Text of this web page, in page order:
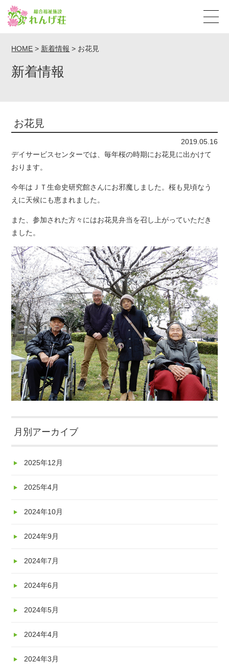
HOME > 新着情報 > お花見
新着情報
お花見
2019.05.16
デイサービスセンターでは、毎年桜の時期にお花見に出かけて
おります。
今年はＪＴ生命史研究館さんにお邪魔しました。桜も見頃なう
えに天候にも恵まれました。
また、参加された方々にはお花見弁当を召し上がっていただき
ました。
月別アーカイブ
2025年12月
2025年4月
2024年10月
2024年9月
2024年7月
2024年6月
2024年5月
2024年4月
2024年3月